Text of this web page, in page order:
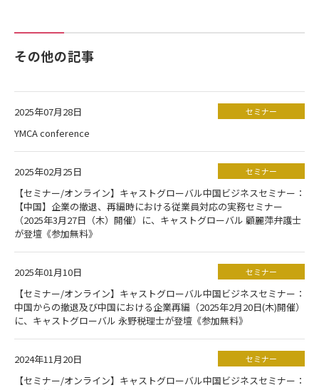
その他の記事
2025年07月28日 セミナー
YMCA conference
2025年02月25日 セミナー
【セミナー/オンライン】キャストグローバル中国ビジネスセミナー：
【中国】企業の撤退、再編時における従業員対応の実務セミナー
（2025年3月27日（木）開催）に、キャストグローバル 顧麗萍弁護士
が登壇《参加無料》
2025年01月10日 セミナー
【セミナー/オンライン】キャストグローバル中国ビジネスセミナー：
中国からの撤退及び中国における企業再編（2025年2月20日(木)開催）
に、キャストグローバル 永野税理士が登壇《参加無料》
2024年11月20日 セミナー
【セミナー/オンライン】キャストグローバル中国ビジネスセミナー：